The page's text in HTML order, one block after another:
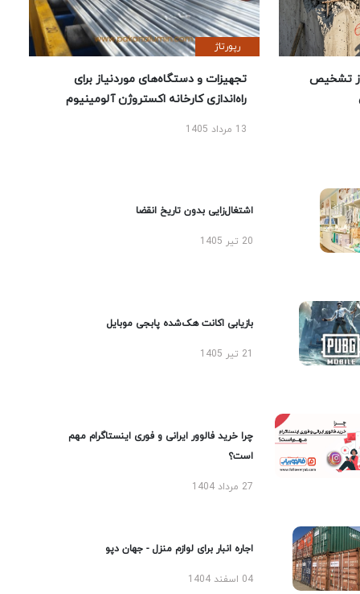
تشخیص
رپورتاژ
تجهیزات و دستگاه‌های موردنیاز برای
راه‌اندازی کارخانه اکستروژن آلومینیوم
13 مرداد 1405
اشتغال‌زایی بدون تاریخ انقضا
20 تیر 1405
بازیابی اکانت هک‌شده پابجی موبایل
چرا خرید فالوور ایرانی و فوری اینستاگرام مهم
است؟
27 مرداد 1404
اجاره انبار برای لوازم منزل - جهان دپو
04 اسفند 1404